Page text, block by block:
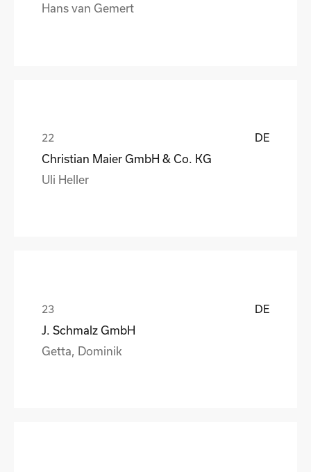
Hans van Gemert
DE
Christian Maier GmbH & Co. KG
Uli Heller
DE
J. Schmalz GmbH
Getta, Dominik